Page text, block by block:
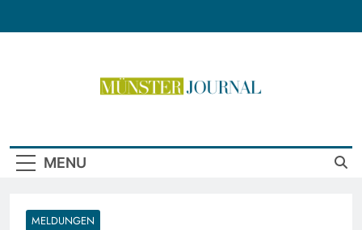
MENU
MELDUNGEN